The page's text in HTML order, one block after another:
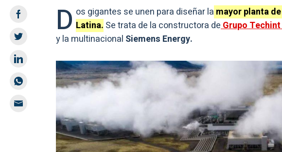
D os gigantes se unen para diseñar la mayor planta
Latina. Se trata de la constructora deGrupo Techint
y la multinacional Siemens Energy.